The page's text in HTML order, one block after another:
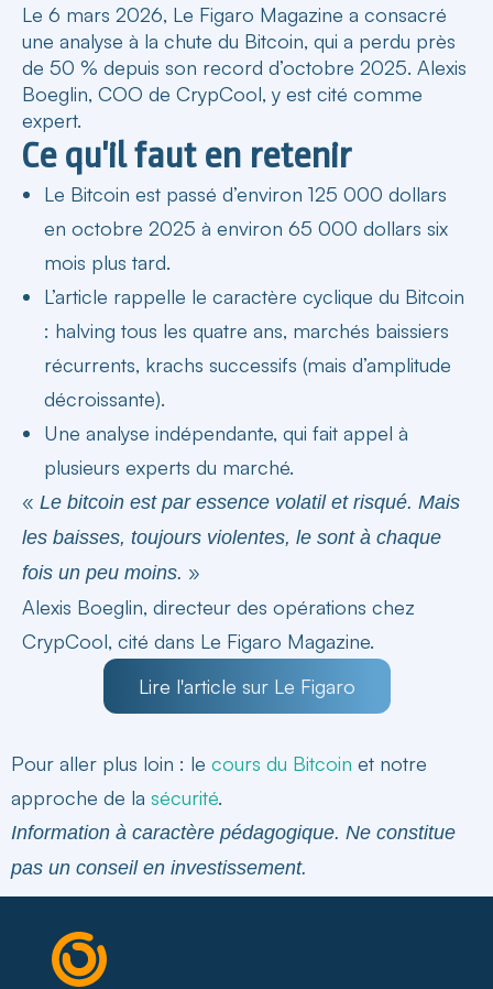
Le 6 mars 2026, Le Figaro Magazine a consacré
une analyse à la chute du Bitcoin, qui a perdu près
de 50 % depuis son record d’octobre 2025. Alexis
Boeglin, COO de CrypCool, y est cité comme
expert.
Ce qu'il faut en retenir
Le Bitcoin est passé d’environ 125 000 dollars
en octobre 2025 à environ 65 000 dollars six
mois plus tard.
L’article rappelle le caractère cyclique du Bitcoin
: halving tous les quatre ans, marchés baissiers
récurrents, krachs successifs (mais d’amplitude
décroissante).
Une analyse indépendante, qui fait appel à
plusieurs experts du marché.
« Le bitcoin est par essence volatil et risqué. Mais
les baisses, toujours violentes, le sont à chaque
fois un peu moins. »
Alexis Boeglin, directeur des opérations chez
CrypCool, cité dans Le Figaro Magazine.
Lire l'article sur Le Figaro
Pour aller plus loin : le cours du Bitcoin et notre
approche de la sécurité.
Information à caractère pédagogique. Ne constitue
pas un conseil en investissement.